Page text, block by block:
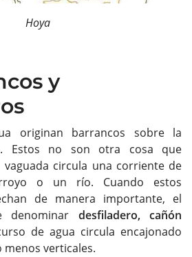
Hoya
y
originan barrancos sobre la
Estos no son otra cosa que
circula una corriente de
o un río. Cuando estos
de manera importante, el
denominar desfiladero, cañón
de agua circula encajonado
verticales.